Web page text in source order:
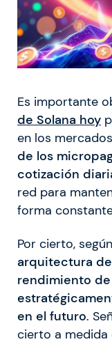
Es importante
de Solana hoy
en los
de los
cotización
red para
forma
Por cierto,
arquitectura
rendimiento de
en el futuro.
cierto a medida